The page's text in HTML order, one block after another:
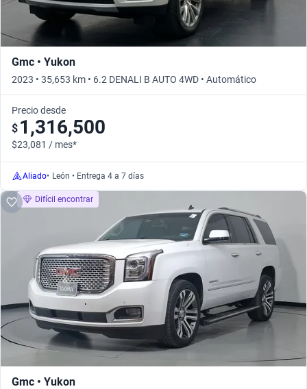
Gmc • Yukon
2023 • 35,653 km • 6.2 DENALI B AUTO 4WD • Automático
Precio desde
$ 1,316,500
$23,081 / mes*
Aliado• León • Entrega 4 a 7 días
Difícil encontrar
Gmc • Yukon